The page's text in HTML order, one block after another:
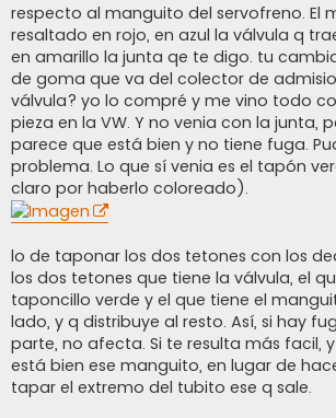
respecto al manguito del servofreno. El
resaltado en rojo, en azul la válvula q
en amarillo la junta qe te digo. tu
de goma que va del colector de
válvula? yo lo compré y me vino todo
pieza en la VW. Y no venia con la junta,
parece que está bien y no tiene fuga.
problema. Lo que sí venia es el tapón
claro por haberlo coloreado).
lo de taponar los dos tetones con los
los dos tetones que tiene la válvula, el
taponcillo verde y el que tiene el
lado, y q distribuye al resto. Así, si hay
parte, no afecta. Si te resulta más facil,
está bien ese manguito, en lugar de
tapar el extremo del tubito ese q sale.